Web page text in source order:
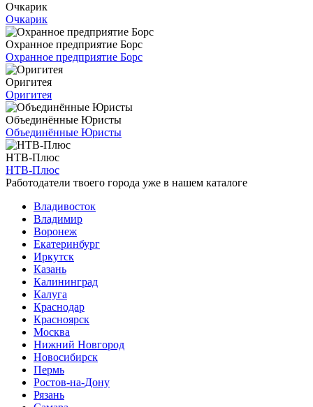
Очкарик
Очкарик
Охранное предприятие Борс
Охранное предприятие Борс
Оригитея
Оригитея
Объединённые Юристы
Объединённые Юристы
НТВ-Плюс
НТВ-Плюс
Работодатели твоего города уже в нашем каталоге
Владивосток
Владимир
Воронеж
Екатеринбург
Иркутск
Казань
Калининград
Калуга
Краснодар
Красноярск
Москва
Нижний Новгород
Новосибирск
Пермь
Ростов-на-Дону
Рязань